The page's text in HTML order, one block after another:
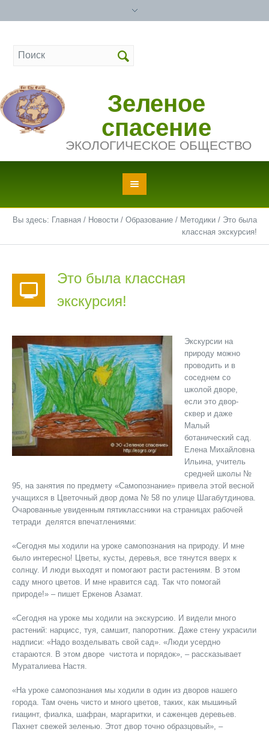
Зеленое
спасение
ЭКОЛОГИЧЕСКОЕ ОБЩЕСТВО
Вы здесь: Главная / Новости / Образование / Методики / Это была
классная экскурсия!
Это была классная
экскурсия!
Экскурсии на
природу можно
проводить и в
соседнем со
школой дворе,
если это двор-
сквер и даже
Малый
ботанический сад.
Елена Михайловна
Ильина, учитель
средней школы №
95, на занятия по предмету «Самопознание» привела этой весной
учащихся в Цветочный двор дома № 58 по улице Шагабутдинова.
Очарованные увиденным пятиклассники на страницах рабочей
тетради делятся впечатлениями:
«Сегодня мы ходили на уроке самопознания на природу. И мне
было интересно! Цветы, кусты, деревья, все тянутся вверх к
солнцу. И люди выходят и помогают расти растениям. В этом
саду много цветов. И мне нравится сад. Так что помогай
природе!» – пишет Еркенов Азамат.
«Сегодня на уроке мы ходили на экскурсию. И видели много
растений: нарцисс, туя, самшит, папоротник. Даже стену украсили
надписи: «Надо возделывать свой сад». «Люди усердно
стараются. В этом дворе чистота и порядок», – рассказывает
Мураталиева Настя.
«На уроке самопознания мы ходили в один из дворов нашего
города. Там очень чисто и много цветов, таких, как мышиный
гиацинт, фиалка, шафран, маргаритки, и саженцев деревьев.
Пахнет свежей зеленью. Этот двор точно образцовый», –